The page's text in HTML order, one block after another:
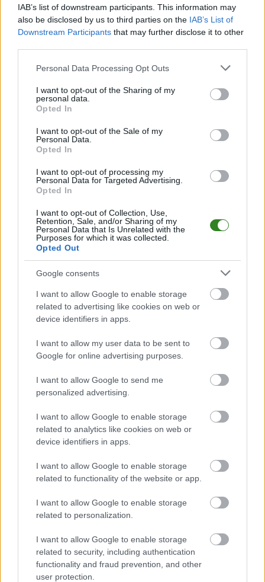
IAB’s list of downstream participants. This information may
also be disclosed by us to third parties on the IAB’s List of
Downstream Participants that may further disclose it to other
Please note that this website/app uses one or more Google
not limited to your visit or usage behaviour. You may click to
grant or deny consent to Google and its third-party tags to
use your data for below specified purposes in below Google
consent section.
Personal Data Processing Opt Outs
I want to opt-out of the Sharing of my
personal data.
Opted In
I want to opt-out of the Sale of my
Personal Data.
Opted In
I want to opt-out of processing my
Personal Data for Targeted Advertising.
Opted In
I want to opt-out of Collection, Use,
Retention, Sale, and/or Sharing of my
Personal Data that Is Unrelated with the
Purposes for which it was collected.
Opted Out
Google consents
I want to allow Google to enable storage
related to advertising like cookies on web or
device identifiers in apps.
I want to allow my user data to be sent to
Google for online advertising purposes.
I want to allow Google to send me
personalized advertising.
I want to allow Google to enable storage
related to analytics like cookies on web or
device identifiers in apps.
I want to allow Google to enable storage
related to functionality of the website or app.
I want to allow Google to enable storage
related to personalization.
I want to allow Google to enable storage
related to security, including authentication
functionality and fraud prevention, and other
user protection.
CZYTAJ TAKŻE
Damian Płonka
przedłużył kontrakt z
Lubaczów
Wisłoku Wiśniowa
2025-07-04 19:15
Resovii w 2. i 3.
kolejce Betclic 2. Ligi
wyznaczone
Kamil Witkowski
objął spadkowicza z
3.ligi
KOMENTARZE
Uwaga!
Teraz komentarze są domyślnie ukryte, aby poprawić
„Zobacz komentarze”, aby je wyświetlić i dołączyć do
dyskusji.
Zobacz komentarze
NASTĘPNY ARTYKUŁ
2025-07-04 18:17
Trzy nowe nabytki w Wisłoku
Asseco Resovia|Developres Rzeszów |ITA TOOLS Stal Mielec
Cellfast Wilki Krosno|Texom Stal Rzeszów|Stal Mielec
Motor Lublin|Stal Rzeszów| Stal Stalowa Wola|Wisła Kraków
Resovia|Wieczysta Kraków